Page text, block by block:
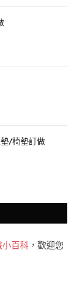
/椅墊訂做
小百科 ，歡迎您